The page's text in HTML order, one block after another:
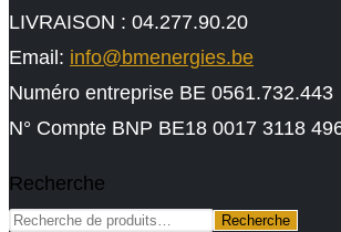
LIVRAISON : 04.277.90.20
Email: info@bmenergies.be
Numéro entreprise BE 0561.732.443
N° Compte BNP BE18 0017 3118
Recherche
Recherche